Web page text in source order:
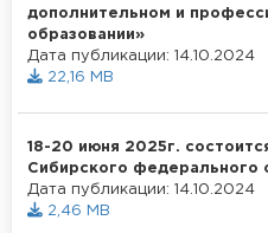
дополнительном и
образовании»
Дата публикации: 14.10.2024
22,16 MB
18-20 июня 2025г.
Сибирского федерального
Дата публикации: 14.10.2024
2,46 MB